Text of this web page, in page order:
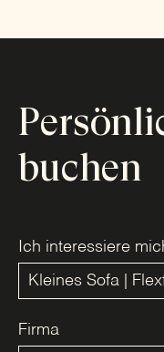
buchen
Ich interessiere
Firma